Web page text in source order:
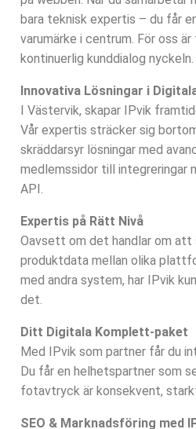
bara teknisk expertis – du får
varumärke i centrum. För oss
kontinuerlig kunddialog nyckeln.
Innovativa Lösningar i
I Västervik, skapar IPvik
Vår expertis sträcker sig
skräddarsyr lösningar med
medlemssidor till integreringar
API.
Expertis på Rätt Nivå
Oavsett om det handlar om att
produktdata mellan olika
med andra system, har IPvik
det.
Ditt Digitala Komplett-paket
Med IPvik som partner får du
Du får en helhetspartner som
fotavtryck är konsekvent,
SEO & Marknadsföring med